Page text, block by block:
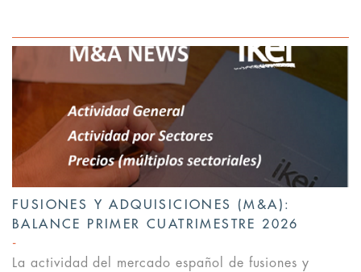
FUSIONES Y ADQUISICIONES (M&A):
BALANCE PRIMER CUATRIMESTRE 2026
La actividad del mercado español de fusiones y